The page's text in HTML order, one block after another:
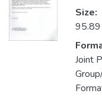
Size:
95.89
Joint